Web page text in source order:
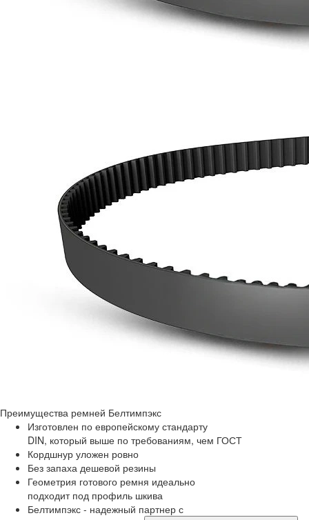
Преимущества ремней Белтимпэкс
Изготовлен по европейскому стандарту
DIN, который выше по требованиям, чем ГОСТ
Кордшнур уложен ровно
Без запаха дешевой резины
Геометрия готового ремня идеально
подходит под профиль шкива
Белтимпэкс - надежный партнер с